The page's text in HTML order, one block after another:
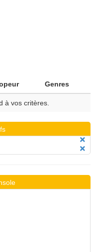
Genres
à vos critères.